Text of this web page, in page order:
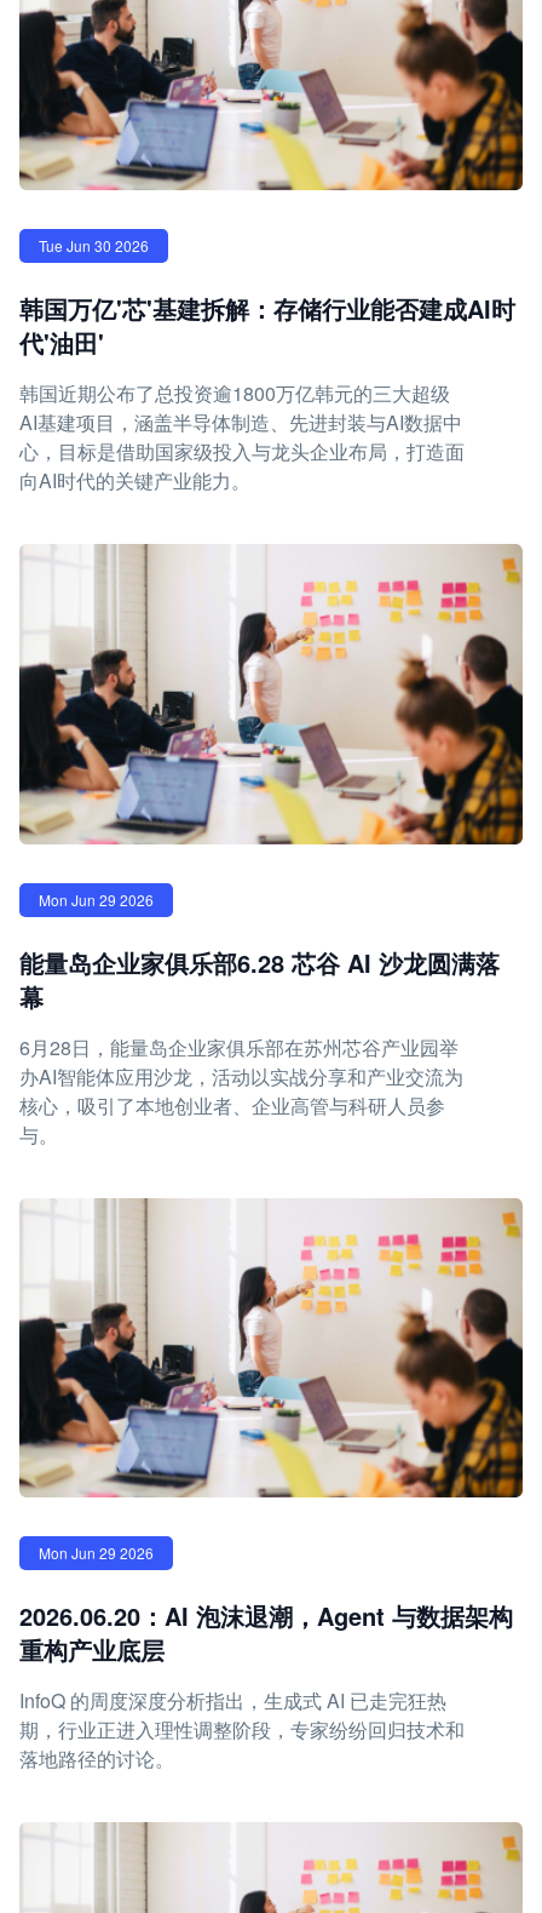
Tue Jun 30 2026
韩国万亿'芯'基建拆解：存储行业能否建成AI时
代'油田'
韩国近期公布了总投资逾1800万亿韩元的三大超级
AI基建项目，涵盖半导体制造、先进封装与AI数据中
心，目标是借助国家级投入与龙头企业布局，打造面
向AI时代的关键产业能力。
Mon Jun 29 2026
能量岛企业家俱乐部6.28 芯谷 AI 沙龙圆满落
幕
6月28日，能量岛企业家俱乐部在苏州芯谷产业园举
办AI智能体应用沙龙，活动以实战分享和产业交流为
核心，吸引了本地创业者、企业高管与科研人员参
与。
Mon Jun 29 2026
2026.06.20：AI 泡沫退潮，Agent 与数据架构
重构产业底层
InfoQ 的周度深度分析指出，生成式 AI 已走完狂热
期，行业正进入理性调整阶段，专家纷纷回归技术和
落地路径的讨论。